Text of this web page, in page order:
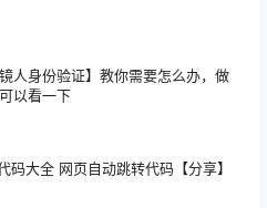
人身份验证】教你需要怎么办，做
以看一下
码大全 网页自动跳转代码【分享】